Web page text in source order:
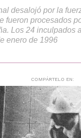
desalojó por la
fueron procesados
Los 24 inculpados
enero de 1996
COMPÁRTELO EN: